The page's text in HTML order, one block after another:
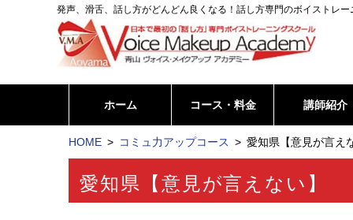
発声、滑舌、話し方がどんどん良くなる！話し方専門のボイストレー
ホーム コース・料金 講師紹介
HOME コミュ力アップコース 愛知県【意見が言え
愛知県【意見が言えない】